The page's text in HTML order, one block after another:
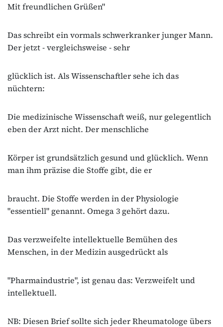
Mit freundlichen Grüßen"
Das schreibt ein vormals schwerkranker junger Mann.
Der jetzt ‐ vergleichsweise ‐ sehr
glücklich ist. Als Wissenschaftler sehe ich das
nüchtern:
Die medizinische Wissenschaft weiß, nur gelegentlich
eben der Arzt nicht. Der menschliche
Körper ist grundsätzlich gesund und glücklich. Wenn
man ihm präzise die Stoffe gibt, die er
braucht. Die Stoffe werden in der Physiologie
"essentiell" genannt. Omega 3 gehört dazu.
Das verzweifelte intellektuelle Bemühen des
Menschen, in der Medizin ausgedrückt als
"Pharmaindustrie", ist genau das: Verzweifelt und
intellektuell.
NB: Diesen Brief sollte sich jeder Rheumatologe übers